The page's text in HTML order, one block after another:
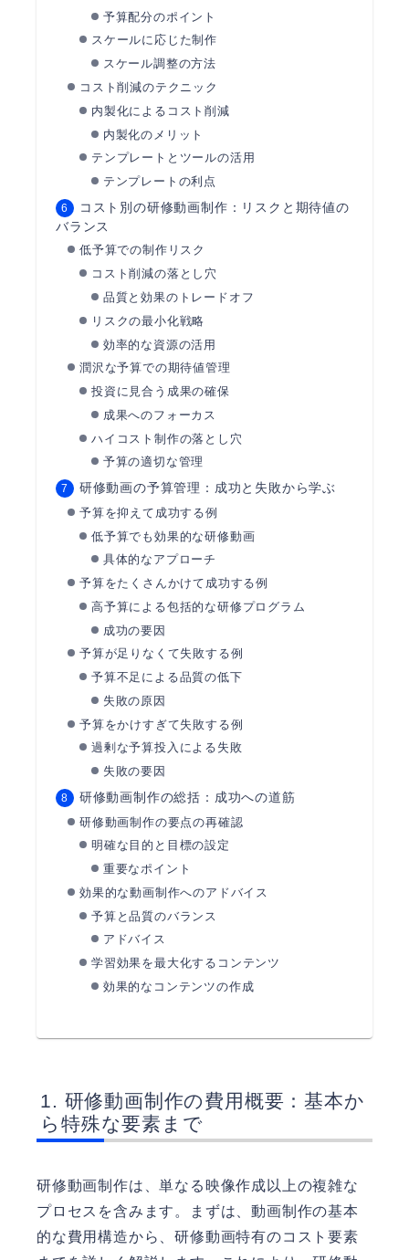
予算配分のポイント
スケールに応じた制作
スケール調整の方法
コスト削減のテクニック
内製化によるコスト削減
内製化のメリット
テンプレートとツールの活用
テンプレートの利点
コスト別の研修動画制作：リスクと期待値の
バランス
低予算での制作リスク
コスト削減の落とし穴
品質と効果のトレードオフ
リスクの最小化戦略
効率的な資源の活用
潤沢な予算での期待値管理
投資に見合う成果の確保
成果へのフォーカス
ハイコスト制作の落とし穴
予算の適切な管理
研修動画の予算管理：成功と失敗から学ぶ
予算を抑えて成功する例
低予算でも効果的な研修動画
具体的なアプローチ
予算をたくさんかけて成功する例
高予算による包括的な研修プログラム
成功の要因
予算が足りなくて失敗する例
予算不足による品質の低下
失敗の原因
予算をかけすぎて失敗する例
過剰な予算投入による失敗
失敗の要因
研修動画制作の総括：成功への道筋
研修動画制作の要点の再確認
明確な目的と目標の設定
重要なポイント
効果的な動画制作へのアドバイス
予算と品質のバランス
アドバイス
学習効果を最大化するコンテンツ
効果的なコンテンツの作成
研修動画制作の費用概要：基本か
ら特殊な要素まで
研修動画制作は、単なる映像作成以上の複雑な
プロセスを含みます。まずは、動画制作の基本
的な費用構造から、研修動画特有のコスト要素